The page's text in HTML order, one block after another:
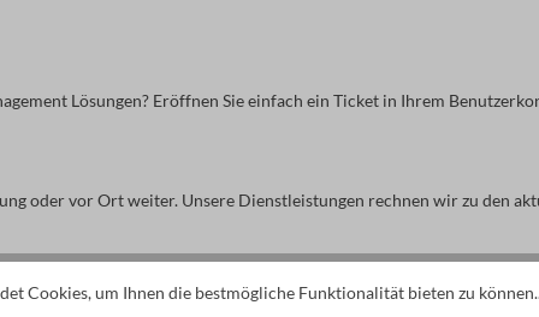
Lösungen? Eröffnen Sie einfach ein Ticket in Ihrem
oder vor Ort weiter. Unsere Dienstleistungen rechnen wir zu den
Cookies, um Ihnen die bestmögliche Funktionalität bieten zu